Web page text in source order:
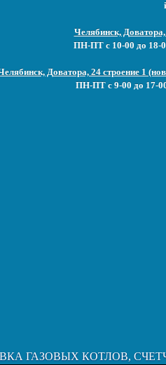
Челябинск,
ПН-ПТ с 10-00 до 18-
Доватора, 24 строение 1
ПН-ПТ с 9-00 до 17-
ГАЗОВЫХ КОТЛОВ,